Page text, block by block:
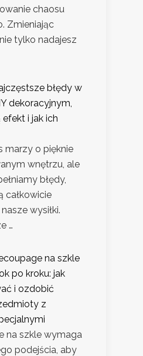
chaosu
Zmieniając
tylko nadajesz
błędy w
dekoracyjnym,
i jak ich
marzy o pięknie
wnętrzu, ale
błędy,
całkowicie
wysiłki.
…
na szkle
po kroku: jak
i ozdobić
z
na szkle wymaga
podejścia, aby